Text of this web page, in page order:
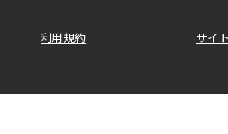
利用規約 サイ